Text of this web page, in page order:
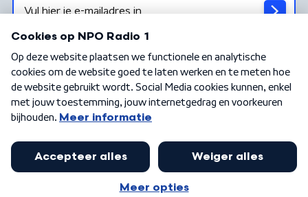
Algemene voorwaarden